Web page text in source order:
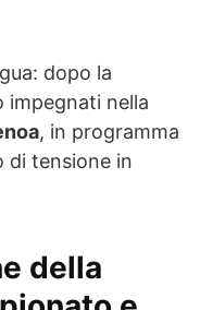
dopo la
impegnati nella
, in programma
di tensione in
della